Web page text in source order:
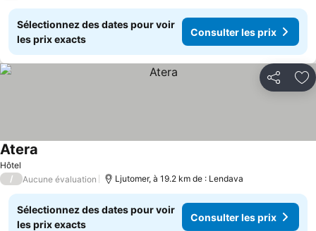
Sélectionnez des dates pour voir
les prix exacts
Consulter les prix
Partager
Hôtel
Atera
/ Aucune évaluation Ljutomer, à 19.2 km de : Lendava
Sélectionnez des dates pour voir
les prix exacts
Consulter les prix